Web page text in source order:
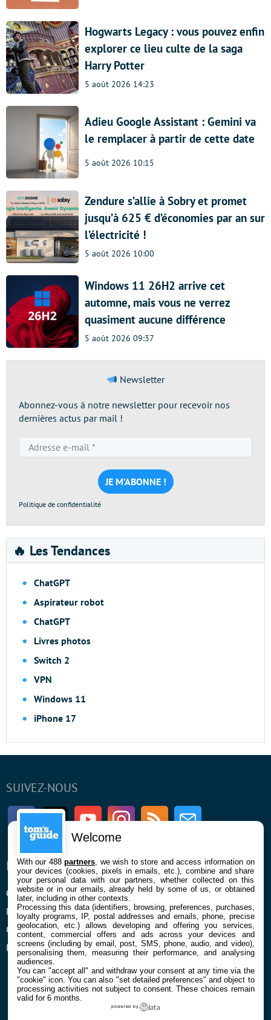
Hogwarts Legacy : vous pouvez enfin
explorer ce lieu culte de la saga
Harry Potter
5 août 2026 14:23
Adieu Google Assistant : Gemini va
le remplacer à partir de cette date
5 août 2026 10:15
Zendure s’allie à Sobry et promet
jusqu’à 625 € d’économies par an sur
l’électricité !
5 août 2026 10:00
Windows 11 26H2 arrive cet
automne, mais vous ne verrez
quasiment aucune différence
5 août 2026 09:37
Newsletter
Abonnez-vous à notre newsletter pour recevoir nos
dernières actus par mail !
e-
mail
*
Politique de confidentialité
🔥 Les Tendances
ChatGPT
Aspirateur robot
ChatGPT
Livres photos
Switch 2
VPN
Windows 11
iPhone 17
SUIVEZ-NOUS
FacebookTwitter Youtube InstagramRSS Newsletter
ENTREPRISE
Qui sommes nous
Mentions légales et CGU
Confidentialité et Cookies
Préférences cookies
À PROPOS
La rédaction
Contact
Welcome
With our 488partners , we wish to store and access information on
your devices (cookies, pixels in emails, etc.), combine and share
your personal data with our partners, whether collected on this
website or in our emails, already held by some of us, or obtained
later, including in other contexts.
Processing this data (identifiers, browsing, preferences, purchases,
loyalty programs, IP, postal addresses and emails, phone, precise
geolocation, etc.) allows developing and offering you services,
content, commercial offers and ads across your devices and
screens (including by email, post, SMS, phone, audio, and video),
personalising them, measuring their performance, and analysing
audiences.
You can "accept all" and withdraw your consent at any time via the
"cookie" icon. You can also "set detailed preferences" and object to
processing activities not subject to consent. These choices remain
valid for 6 months.
powered by